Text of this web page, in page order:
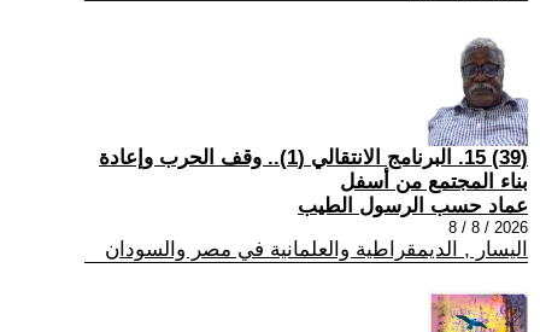
(39) 15. البرنامج الانتقالي (1).. وقف الحرب وإعادة
بناء المجتمع من أسفل
عماد حسب الرسول الطيب
2026 / 8 / 8
اليسار , الديمقراطية والعلمانية في مصر والسودان